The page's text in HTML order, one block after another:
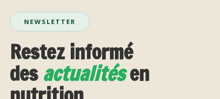
NEWSLETTER
Restez informé
desactualitésen